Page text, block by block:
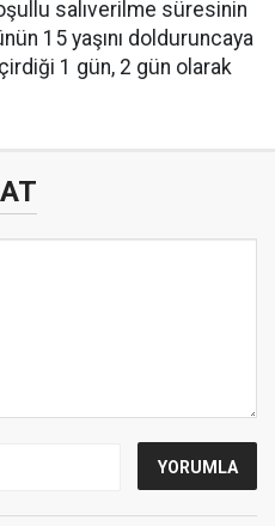
salıverilme süresinin
15 yaşını dolduruncaya
1 gün, 2 gün olarak